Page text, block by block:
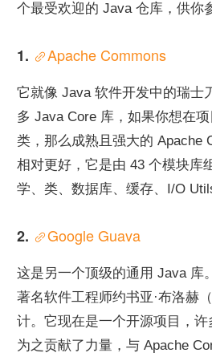
个最受欢迎的 Java 仓库，供你
1. Apache Commons
它就像 Java 软件开发中的瑞士
多 Java Core 库，如果你想在
类，那么成熟且强大的 Apache
相对更好，它是由 43 个模块库
学、类、数据库、缓存、I/O
2. Google Guava
这是另一个顶级的通用 Java 库
著名软件工程师约书亚·布洛赫
计。它现在是一个开源项目，
为之贡献了力量，与 Apache